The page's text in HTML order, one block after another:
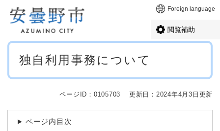
メニューを飛ばして本文へ Foreign language
閲覧補助
本
独自利用事務について
ページID：0105703 更新日：2024年4月3日更新
ページ内目次